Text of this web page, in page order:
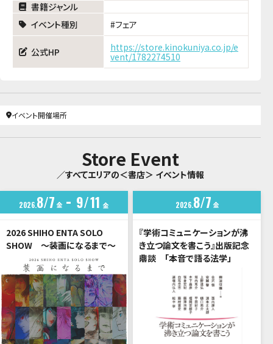
書籍ジャンル
イベント種別
フェア
公式HP
https://store.kinokuniya.co.jp/e
vent/1782274510
イベント開催場所
Store Event
／すべてエリアの＜書店＞ イベント情報
2026 8 7 金 9 11 金
2026 SHIHO ENTA SOLO
SHOW ～装画になるまで～
20268 7 金
『学術コミュニケーションが沸
き立つ論文を書こう』出版記念
鼎談 「本音で語る法学」